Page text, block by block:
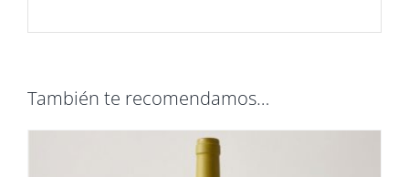
También te recomendamos…